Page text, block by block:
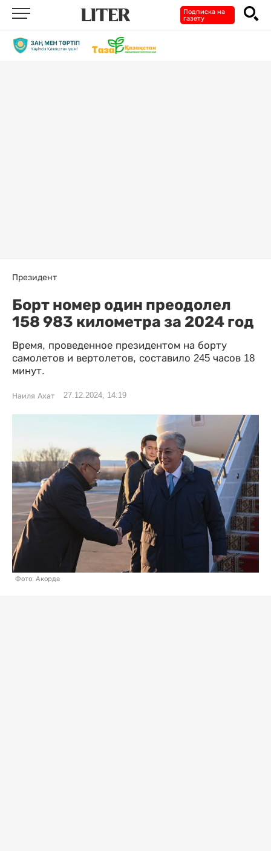
Подписка на
газету
Президент
Борт номер один преодолел
158 983 километра за 2024 год
Время, проведенное президентом на борту
самолетов и вертолетов, составило 245 часов 18
минут.
Наиля Ахат 27.12.2024, 14:19
Фото: Акорда